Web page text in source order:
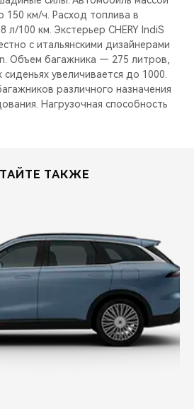
150 км/ч. Расход топлива в
100 км. Экстерьер CHERY IndiS
с итальянскими дизайнерами
Объем багажника — 275 литров,
увеличивается до 1000.
различного назначения
Нагрузочная способность
ТАКЖЕ